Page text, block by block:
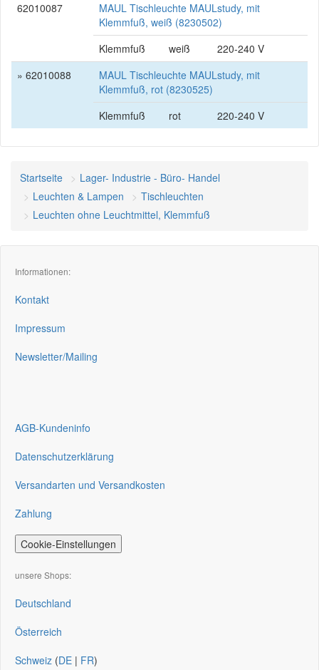
62010087
MAUL Tischleuchte MAULstudy, mit
Klemmfuß, weiß (8230502)
Klemmfuß
weiß
220-240 V
» 62010088
MAUL Tischleuchte MAULstudy, mit
Klemmfuß, rot (8230525)
Klemmfuß
rot 220-240 V
Startseite
Lager- Industrie - Büro- Handel
Leuchten & Lampen
Tischleuchten
Leuchten ohne Leuchtmittel, Klemmfuß
Informationen:
Kontakt
Impressum
Newsletter/Mailing
AGB-Kundeninfo
Datenschutzerklärung
Versandarten und Versandkosten
Zahlung
Cookie-Einstellungen
unsere Shops:
Deutschland
Österreich
Schweiz (DE | FR)